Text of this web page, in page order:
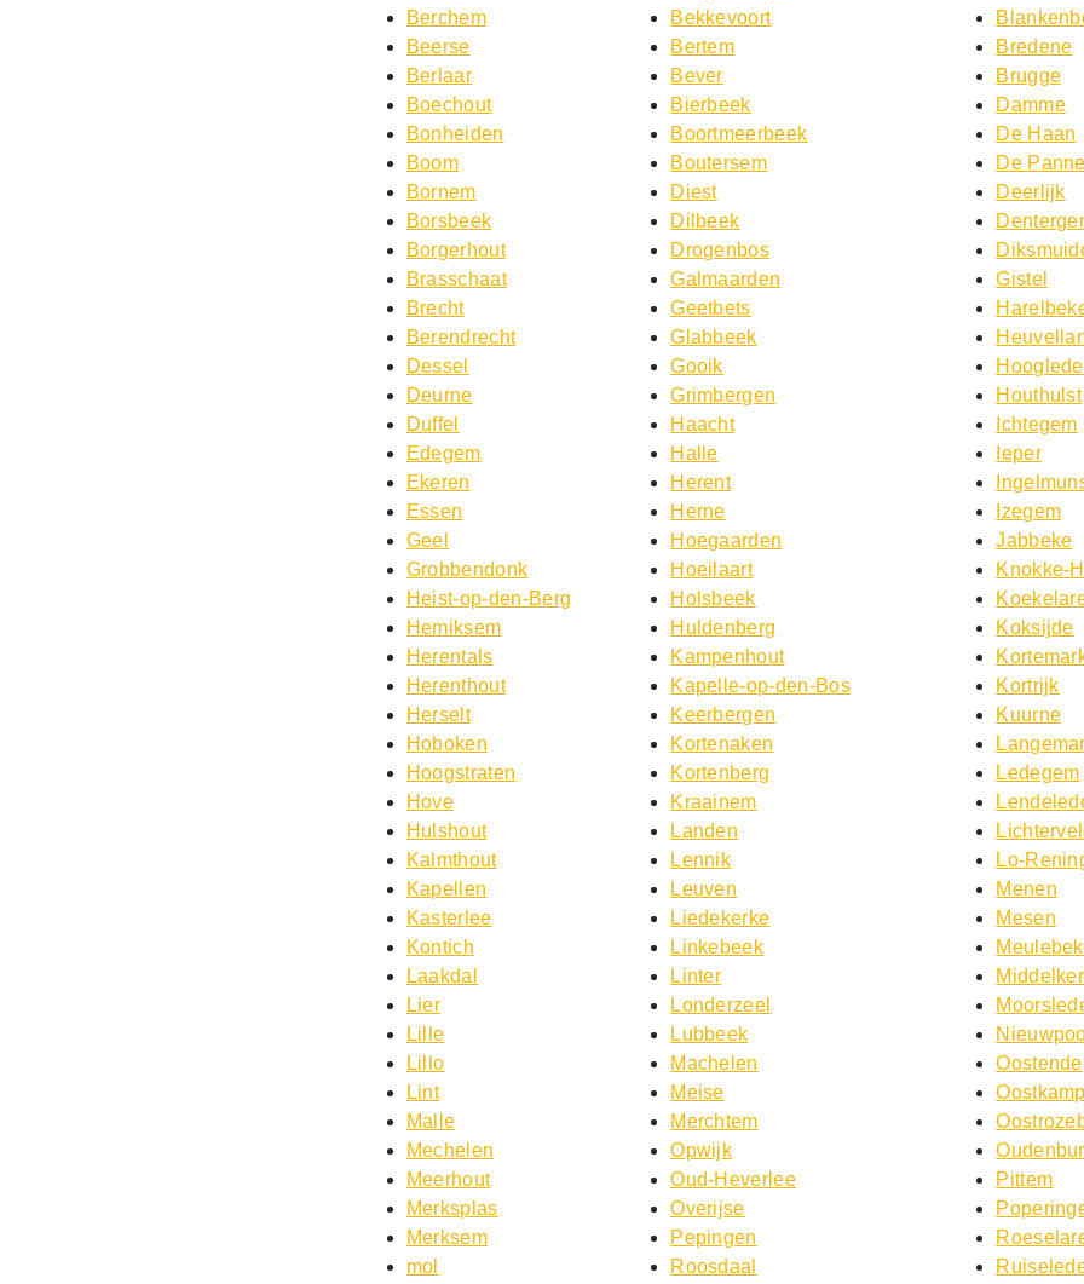
Berchem
Beerse
Berlaar
Boechout
Bonheiden
Boom
Bornem
Borsbeek
Borgerhout
Brasschaat
Brecht
Berendrecht
Dessel
Deurne
Duffel
Edegem
Ekeren
Essen
Geel
Grobbendonk
Heist-op-den-Berg
Hemiksem
Herentals
Herenthout
Herselt
Hoboken
Hoogstraten
Hove
Hulshout
Kalmthout
Kapellen
Kasterlee
Kontich
Laakdal
Lier
Lille
Lillo
Lint
Malle
Mechelen
Meerhout
Merksplas
Merksem
mol
Bekkevoort
Bertem
Bever
Bierbeek
Boortmeerbeek
Boutersem
Diest
Dilbeek
Drogenbos
Galmaarden
Geetbets
Glabbeek
Gooik
Grimbergen
Haacht
Halle
Herent
Herne
Hoegaarden
Hoeilaart
Holsbeek
Huldenberg
Kampenhout
Kapelle-op-den-Bos
Keerbergen
Kortenaken
Kortenberg
Kraainem
Landen
Lennik
Leuven
Liedekerke
Linkebeek
Linter
Londerzeel
Lubbeek
Machelen
Meise
Merchtem
Opwijk
Oud-Heverlee
Overijse
Pepingen
Roosdaal
Bredene
Brugge
Damme
De Haan
De Panne
Deerlijk
Gistel
Hooglede
Houthulst
Ichtegem
Ieper
Izegem
Jabbeke
Knokke-
Koksijde
Kortrijk
Kuurne
Ledegem
Lo-
Menen
Mesen
Oostende
Oostkamp
Pittem